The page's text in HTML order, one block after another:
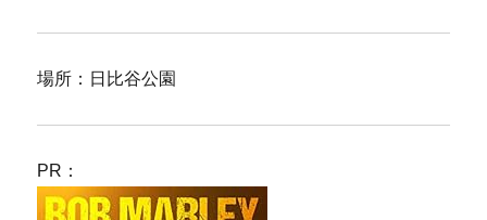
場所：日比谷公園
PR：